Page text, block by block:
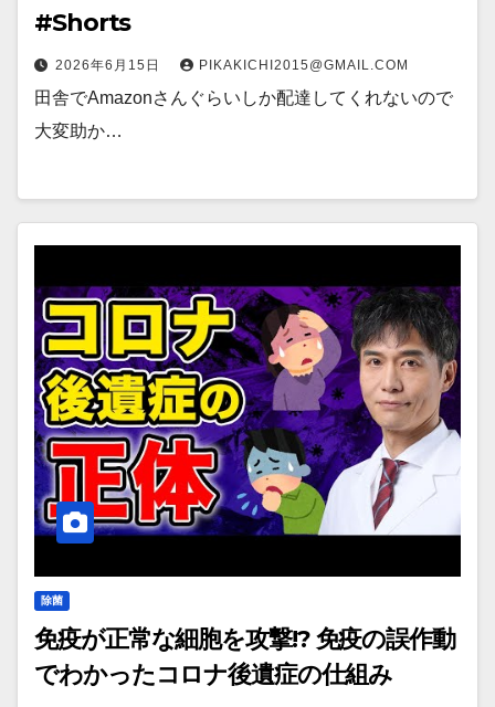
#Shorts
2026年6月15日 PIKAKICHI2015@GMAIL.COM
田舎でAmazonさんぐらいしか配達してくれないので
大変助か…
除菌
免疫が正常な細胞を攻撃!? 免疫の誤作動
でわかったコロナ後遺症の仕組み